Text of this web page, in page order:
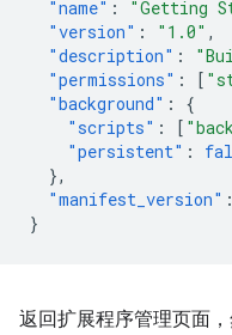
"name" : "Getting
"version" : "1.0" ,
"description" :
"permissions" : [
"background" :
{
"scripts" : [
"persistent" :
},
"manifest_version" :
}
返回扩展程序管理页面